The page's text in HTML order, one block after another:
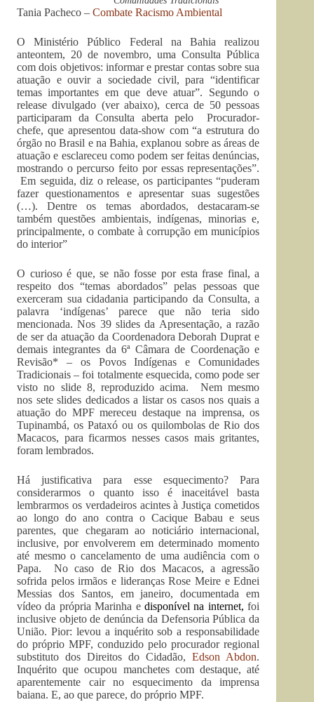
Tania Pacheco – Combate Racismo Ambiental
O Ministério Público Federal na Bahia realizou
anteontem, 20 de novembro, uma Consulta Pública
com dois objetivos: informar e prestar contas sobre sua
atuação e ouvir a sociedade civil, para “identificar
temas importantes em que deve atuar”. Segundo o
release divulgado (ver abaixo), cerca de 50 pessoas
participaram da Consulta aberta pelo Procurador-
chefe, que apresentou data-show com “a estrutura do
órgão no Brasil e na Bahia, explanou sobre as áreas de
atuação e esclareceu como podem ser feitas denúncias,
mostrando o percurso feito por essas representações”.
Em seguida, diz o release, os participantes “puderam
fazer questionamentos e apresentar suas sugestões
(…). Dentre os temas abordados, destacaram-se
também questões ambientais, indígenas, minorias e,
principalmente, o combate à corrupção em municípios
do interior”
O curioso é que, se não fosse por esta frase final, a
respeito dos “temas abordados” pelas pessoas que
exerceram sua cidadania participando da Consulta, a
palavra ‘indígenas’ parece que não teria sido
mencionada. Nos 39 slides da Apresentação, a razão
de ser da atuação da Coordenadora Deborah Duprat e
demais integrantes da 6ª Câmara de Coordenação e
Revisão* – os Povos Indígenas e Comunidades
Tradicionais – foi totalmente esquecida, como pode ser
visto no slide 8, reproduzido acima. Nem mesmo
nos sete slides dedicados a listar os casos nos quais a
atuação do MPF mereceu destaque na imprensa, os
Tupinambá, os Pataxó ou os quilombolas de Rio dos
Macacos, para ficarmos nesses casos mais gritantes,
foram lembrados.
Há justificativa para esse esquecimento? Para
considerarmos o quanto isso é inaceitável basta
lembrarmos os verdadeiros acintes à Justiça cometidos
ao longo do ano contra o Cacique Babau e seus
parentes, que chegaram ao noticiário internacional,
inclusive, por envolverem em determinado momento
até mesmo o cancelamento de uma audiência com o
Papa. No caso de Rio dos Macacos, a agressão
sofrida pelos irmãos e lideranças Rose Meire e Ednei
Messias dos Santos, em janeiro, documentada em
vídeo da própria Marinha edisponível na internet, foi
inclusive objeto de denúncia da Defensoria Pública da
União. Pior: levou a inquérito sob a responsabilidade
do próprio MPF, conduzido pelo procurador regional
substituto dos Direitos do Cidadão,Edson Abdon.
Inquérito que ocupou manchetes com destaque, até
aparentemente cair no esquecimento da imprensa
baiana. E, ao que parece, do próprio MPF.